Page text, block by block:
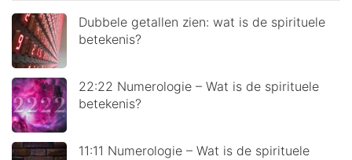
Dubbele getallen zien: wat is de spirituele
betekenis?
22:22 Numerologie – Wat is de spirituele
betekenis?
11:11 Numerologie – Wat is de spirituele